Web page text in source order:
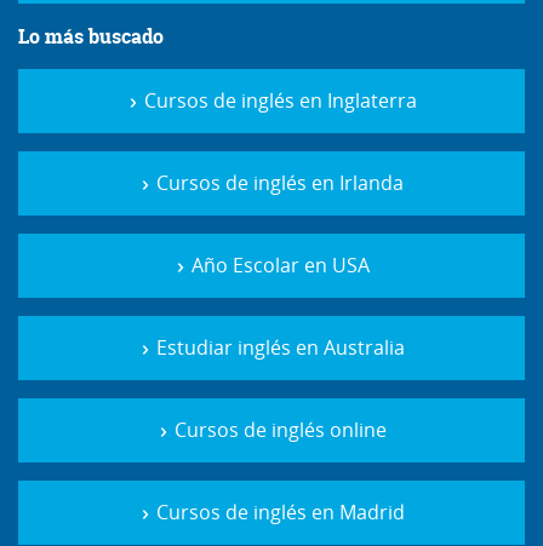
Lo más buscado
Cursos de inglés en Inglaterra
Cursos de inglés en Irlanda
Año Escolar en USA
Estudiar inglés en Australia
Cursos de inglés online
Cursos de inglés en Madrid